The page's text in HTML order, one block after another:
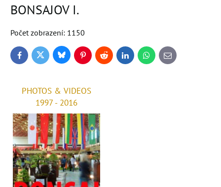
BONSAJOV I.
Počet zobrazení: 1150
FacebookTwitter BlueskyPinterestReddit LinkedInWhatsApp
E-
mail
PHOTOS & VIDEOS
1997 - 2016